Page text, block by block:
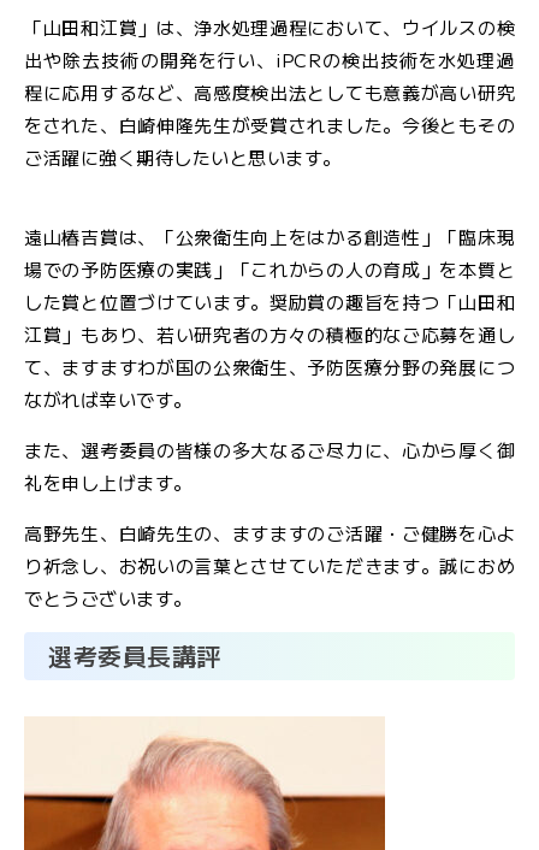
「山田和江賞」は、浄水処理過程において、ウイルスの検
出や除去技術の開発を行い、iPCRの検出技術を水処理過
程に応用するなど、高感度検出法としても意義が高い研究
をされた、白崎伸隆先生が受賞されました。今後ともその
ご活躍に強く期待したいと思います。
遠山椿吉賞は、「公衆衛生向上をはかる創造性」「臨床現
場での予防医療の実践」「これからの人の育成」を本質と
した賞と位置づけています。奨励賞の趣旨を持つ「山田和
江賞」もあり、若い研究者の方々の積極的なご応募を通し
て、ますますわが国の公衆衛生、予防医療分野の発展につ
ながれば幸いです。
また、選考委員の皆様の多大なるご尽力に、心から厚く御
礼を申し上げます。
高野先生、白崎先生の、ますますのご活躍・ご健勝を心よ
り祈念し、お祝いの言葉とさせていただきます。誠におめ
でとうございます。
選考委員長講評